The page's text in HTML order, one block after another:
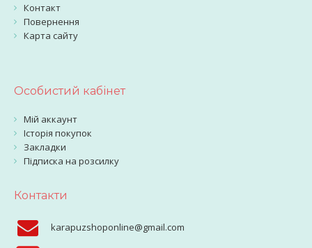
Контакт
Повернення
Карта сайту
Особистий кабінет
Мій аккаунт
Історія покупок
Закладки
Підписка на розсилку
Контакти
karapuzshoponline@gmail.com